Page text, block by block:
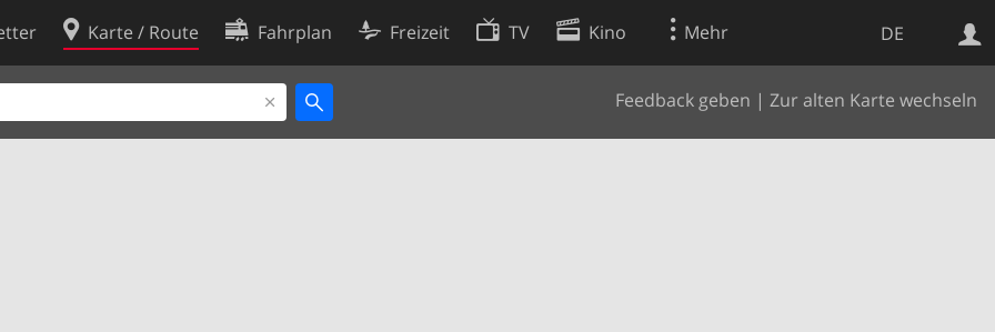
DE
Karte / Route Fahrplan Freizeit TV Kino Mehr
Feedback geben | Zur alten Karte wechseln
Websuche
Cookie-Richtlinie
Cookie-Einstellungen